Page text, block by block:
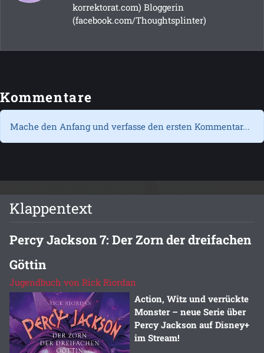
korrektorat.com) Bloggerin
(facebook.com/Thoughtsplinter)
Kommentare
Mache den Anfang und verfasse den ersten Kommentar...
Klappentext
Percy Jackson 7: Der Zorn der dreifachen
Göttin
Jugendbuch von Rick Riordan
Action, Witz und verrückte
Monster – neue Serie über
Percy Jackson auf Disney+
im Stream!